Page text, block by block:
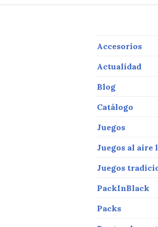
Accesorios
Actualidad
Blog
Catálogo
Juegos
Juegos al aire
Juegos
PackInBlack
Packs